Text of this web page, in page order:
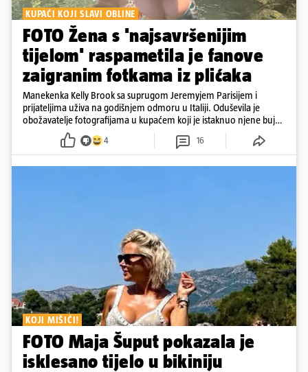
KUPAĆI KOJI SLAVI OBLINE
FOTO Žena s 'najsavršenijim
tijelom' raspametila je fanove
zaigranim fotkama iz plićaka
Manekenka Kelly Brook sa suprugom Jeremyjem Parisijem i
prijateljima uživa na godišnjem odmoru u Italiji. Oduševila je
obožavatelje fotografijama u kupaćem koji je istaknuo njene bujne
4 16
KOJI MIŠIĆI!
FOTO Maja Šuput pokazala je
isklesano tijelo u bikiniju